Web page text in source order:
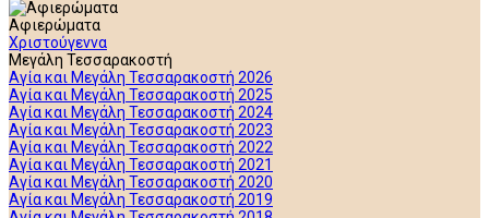
Αφιερώματα
Χριστούγεννα
Μεγάλη Τεσσαρακοστή
Αγία και Μεγάλη Τεσσαρακοστή 2026
Αγία και Μεγάλη Τεσσαρακοστή 2025
Αγία και Μεγάλη Τεσσαρακοστή 2024
Αγία και Μεγάλη Τεσσαρακοστή 2023
Αγία και Μεγάλη Τεσσαρακοστή 2022
Αγία και Μεγάλη Τεσσαρακοστή 2021
Αγία και Μεγάλη Τεσσαρακοστή 2020
Αγία και Μεγάλη Τεσσαρακοστή 2019